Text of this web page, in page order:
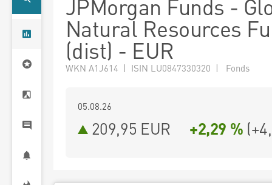
JPMorgan Funds -
Natural Resources
(dist) - EUR
WKN A1J614 | ISIN LU0847330320 | Fonds
05.08.26
209,95 EUR +2,29 % (